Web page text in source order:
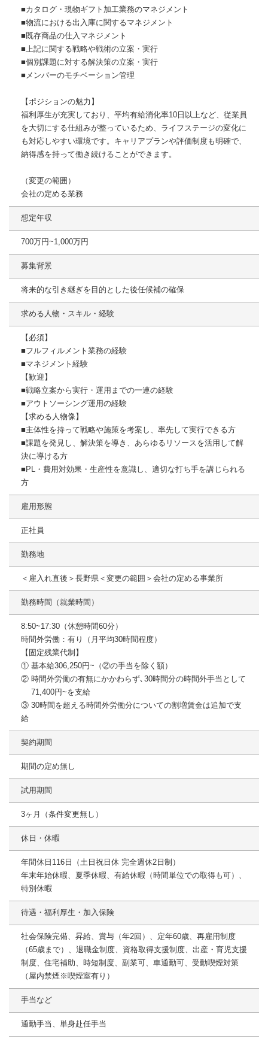
■カタログ・現物ギフト加工業務のマネジメント
■物流における出入庫に関するマネジメント
■既存商品の仕入マネジメント
■上記に関する戦略や戦術の立案・実行
■個別課題に対する解決策の立案・実行
■メンバーのモチベーション管理
【ポジションの魅力】
福利厚生が充実しており、平均有給消化率10日以上など、従業員
を大切にする仕組みが整っているため、ライフステージの変化に
も対応しやすい環境です。キャリアプランや評価制度も明確で、
納得感を持って働き続けることができます。
（変更の範囲）
会社の定める業務
想定年収
700万円~1,000万円
募集背景
将来的な引き継ぎを目的とした後任候補の確保
求める人物・スキル・経験
【必須】
■フルフィルメント業務の経験
■マネジメント経験
【歓迎】
■戦略立案から実行・運用までの一連の経験
■アウトソーシング運用の経験
【求める人物像】
■主体性を持って戦略や施策を考案し、率先して実行できる方
■課題を発見し、解決策を導き、あらゆるリソースを活用して解
決に導ける方
■PL・費用対効果・生産性を意識し、適切な打ち手を講じられる
方
雇用形態
正社員
勤務地
＜雇入れ直後＞長野県＜変更の範囲＞会社の定める事業所
勤務時間（就業時間）
8:50~17:30（休憩時間60分）
時間外労働：有り（月平均30時間程度）
【固定残業代制】
① 基本給306,250円~（②の手当を除く額）
② 時間外労働の有無にかかわらず､30時間分の時間外手当として
71,400円~を支給
③ 30時間を超える時間外労働分についての割増賃金は追加で支
給
契約期間
期間の定め無し
試用期間
3ヶ月（条件変更無し）
休日・休暇
年間休日116日（土日祝日休 完全週休2日制）
年末年始休暇、夏季休暇、有給休暇（時間単位での取得も可）、
特別休暇
待遇・福利厚生・加入保険
社会保険完備、昇給、賞与（年2回）、定年60歳、再雇用制度
（65歳まで）、退職金制度、資格取得支援制度、出産・育児支援
制度、住宅補助、時短制度、副業可、車通勤可、受動喫煙対策
（屋内禁煙※喫煙室有り）
手当など
通勤手当、単身赴任手当